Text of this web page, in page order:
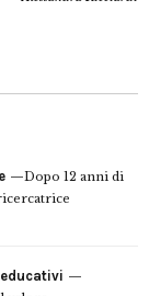
Dopo 12 anni di